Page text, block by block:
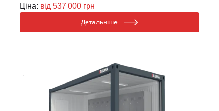
Ціна: від 537 000 грн
Детальніше